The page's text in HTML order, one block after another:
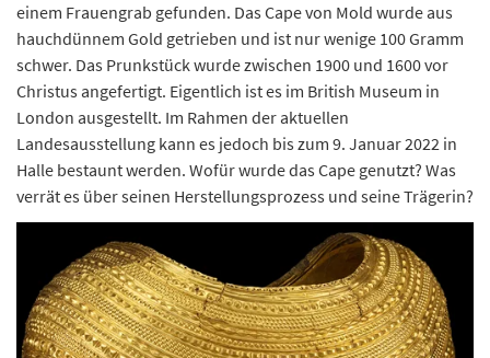
einem Frauengrab gefunden. Das Cape von Mold wurde aus
hauchdünnem Gold getrieben und ist nur wenige 100 Gramm
schwer. Das Prunkstück wurde zwischen 1900 und 1600 vor
Christus angefertigt. Eigentlich ist es im British Museum in
London ausgestellt. Im Rahmen der aktuellen
Landesausstellung kann es jedoch bis zum 9. Januar 2022 in
Halle bestaunt werden. Wofür wurde das Cape genutzt? Was
verrät es über seinen Herstellungsprozess und seine Trägerin?